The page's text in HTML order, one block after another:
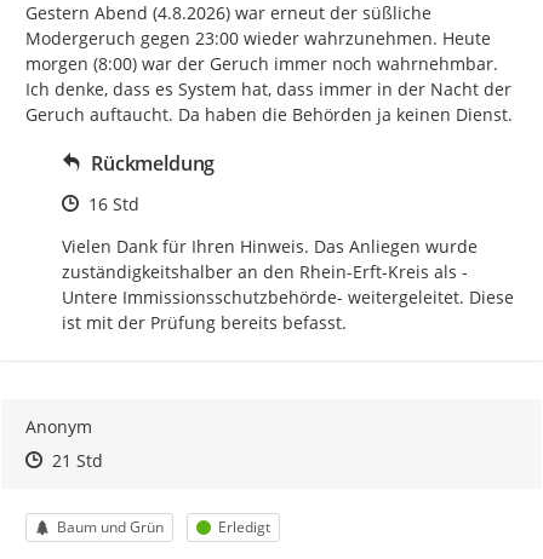
Gestern Abend (4.8.2026) war erneut der süßliche
Modergeruch gegen 23:00 wieder wahrzunehmen. Heute
morgen (8:00) war der Geruch immer noch wahrnehmbar.
Ich denke, dass es System hat, dass immer in der Nacht der
Geruch auftaucht. Da haben die Behörden ja keinen Dienst.
Rückmeldung
Zeitpunkt des Erstellens
16 Std
Vielen Dank für Ihren Hinweis. Das Anliegen wurde
zuständigkeitshalber an den Rhein-Erft-Kreis als -
Untere Immissionsschutzbehörde- weitergeleitet. Diese
ist mit der Prüfung bereits befasst.
Anonym
Zeitpunkt des Erstellens
Zeitpunkt des Erstellens
21 StdZur Äußerung
Kategorie
Baum und Grün Status
Erledigt